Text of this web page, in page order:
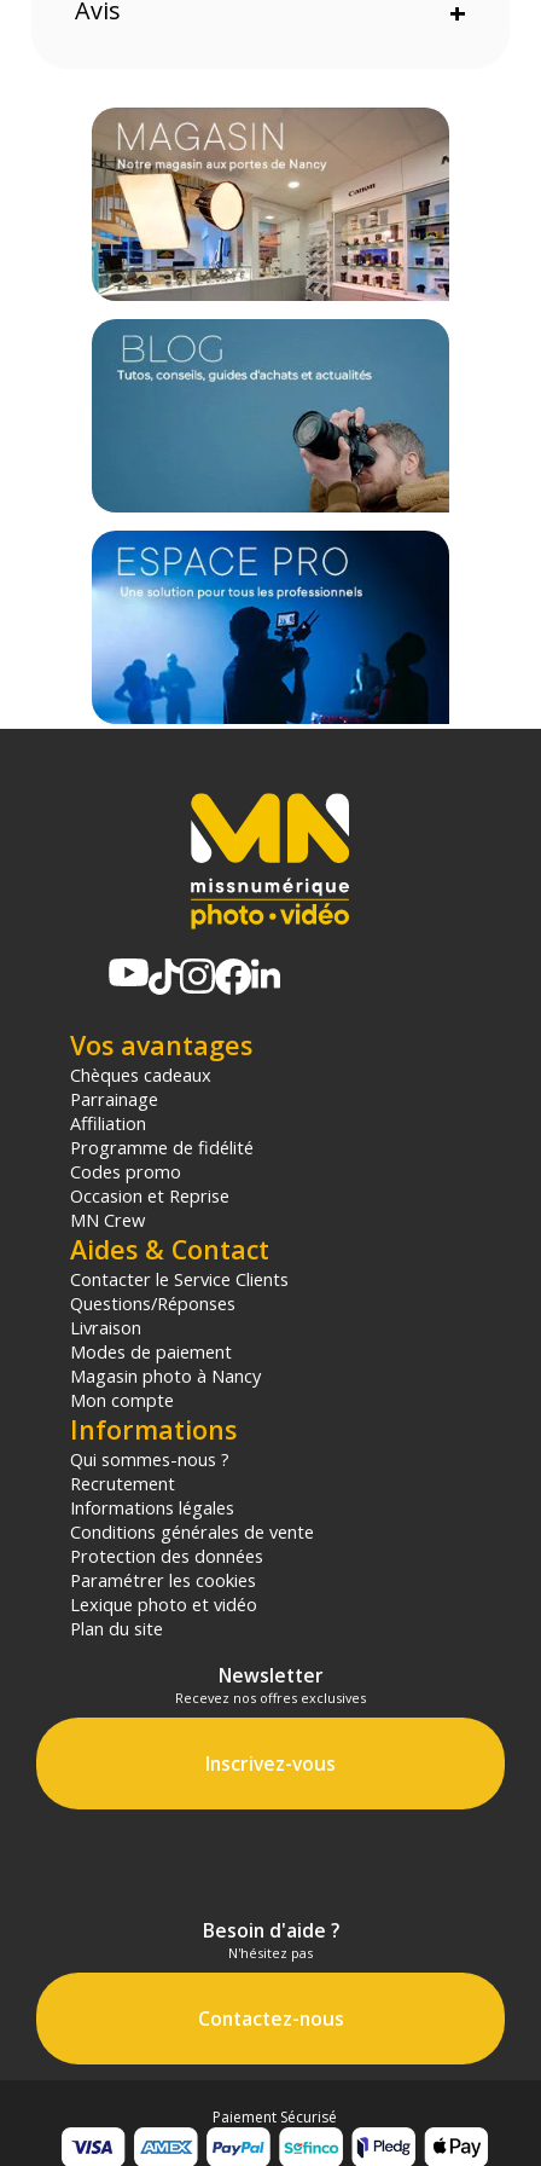
Qualité d'image sans compromis
réduit les reflets et préserve la fidélité des couleurs et le
piqué de vos images. La monture en alliage d'aluminium
garantit une durabilité et une légèreté optimales, protégeant
vos objectifs au quotidien.
Caractéristiques du SmallRig 6076 kit de filtres ND et
Black Mist carrés pour iPhone 17 Pro Max - Bleu :
Compatibilité : iPhone 17 Pro Max
Matériaux : Alliage d'aluminium, Verre optique
Dimensions du produit : 61,6 x 37,5 x 10,1 mm
Poids du produit : 37g
Note 1 : Ne pas superposer plus de deux filtres sur l'objectif
ultra grand-angle 0,5x pour éviter le vignettage.
Note 2 : La fixation magnétique n'est pas un verrouillage
mécanique ; ne pas utiliser lors d'activités à fortes vibrations
CONTENU DU CARTON
1x Filtre Black Mist 1/4
5x Filtres ND (ND2, ND4, ND8, ND16, ND32)
2x Monture pour iPhone 17 Pro Max
1x Kit de nettoyage
1x Sac de rangement
1x Chiffon de nettoyage
Code EAN SmallRig 6076 kit de filtres ND et Black Mist carrés
pour iPhone 17 Pro Max - Bleu - Filtre pour smartphone - Achat
6941590029429
(1) Offre valable jusqu'au 31 Décembre 2030 à partir de 49 euros
d'achat, sur la base d'une expédition Chronopost 24H vers un point
(2) Nombre de points Fidélité estimés, hors remises au panier, basé
sur le prix TTC en €, les points seront effectivement calculés dans le
panier.
Avis +
Vos avantages
Chèques cadeaux
Parrainage
Affiliation
Programme de fidélité
Codes promo
Occasion et Reprise
MN Crew
Aides & Contact
Contacter le Service Clients
Questions/Réponses
Livraison
Modes de paiement
Magasin photo à Nancy
Mon compte
Informations
Qui sommes-nous ?
Recrutement
Informations légales
Conditions générales de vente
Protection des données
Paramétrer les cookies
Lexique photo et vidéo
Plan du site
Newsletter
Recevez nos offres exclusives
Inscrivez-vous
Besoin d'aide ?
N'hésitez pas
Contactez-nous
Paiement Sécurisé